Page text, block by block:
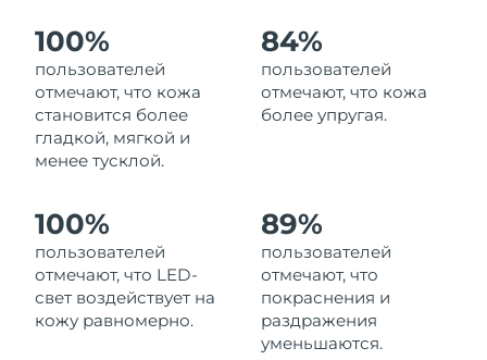
100%
пользователей
отмечают, что кожа
становится более
гладкой, мягкой и
менее тусклой.
84%
пользователей
отмечают, что кожа
более упругая.
100%
пользователей
отмечают, что LED-
свет воздействует на
кожу равномерно.
89%
пользователей
отмечают, что
покраснения и
раздражения
уменьшаются.
Реюньон
Румыния
Ожидаемая дата доставки
29/1/2026
Россия
Саудовская Аравия
Ожидаемая дата доставки
Сингапур
Ожидаемая дата доставки
31/1/2026
Ожидаемая дата доставки